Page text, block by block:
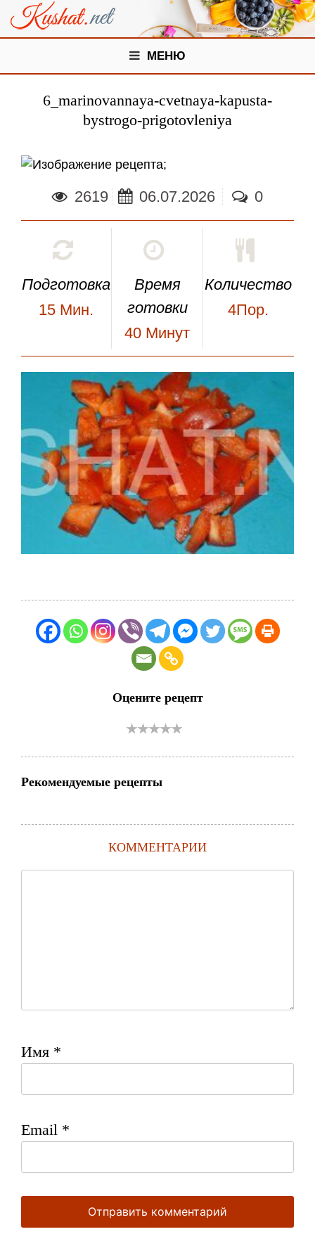
МЕНЮ
6_marinovannaya-cvetnaya-kapusta-
bystrogo-prigotovleniya
;
2619 06.07.2026 0
Подготовка
15 Мин.
Время
готовки
40 Минут
Количество
4Пор.
Оцените рецепт
Рекомендуемые рецепты
КОММЕНТАРИИ
Имя *
Email *